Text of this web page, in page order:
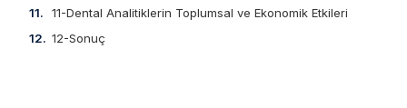
11-Dental Analitiklerin Toplumsal ve Ekonomik Etkileri
12-Sonuç